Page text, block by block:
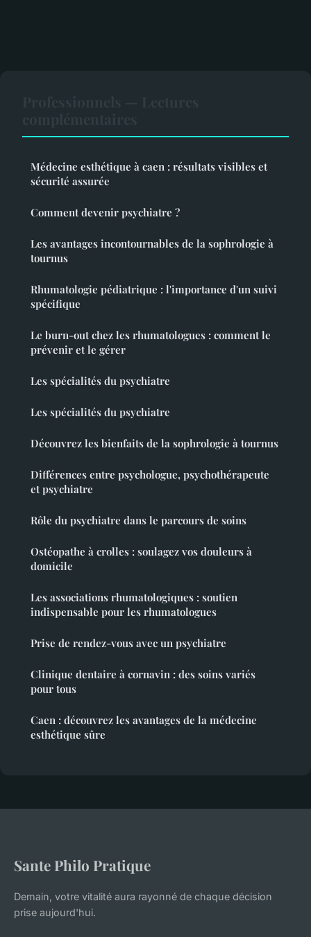
Médecine esthétique à caen : résultats visibles et
sécurité assurée
Comment devenir psychiatre ?
Les avantages incontournables de la sophrologie à
tournus
Rhumatologie pédiatrique : l'importance d'un suivi
spécifique
Le burn-out chez les rhumatologues : comment le
prévenir et le gérer
Les spécialités du psychiatre
Les spécialités du psychiatre
Découvrez les bienfaits de la sophrologie à tournus
Différences entre psychologue, psychothérapeute
et psychiatre
Rôle du psychiatre dans le parcours de soins
Ostéopathe à crolles : soulagez vos douleurs à
domicile
Les associations rhumatologiques : soutien
indispensable pour les rhumatologues
Prise de rendez-vous avec un psychiatre
Clinique dentaire à cornavin : des soins variés
pour tous
Caen : découvrez les avantages de la médecine
esthétique sûre
Sante Philo Pratique
Demain, votre vitalité aura rayonné de chaque décision
prise aujourd'hui.